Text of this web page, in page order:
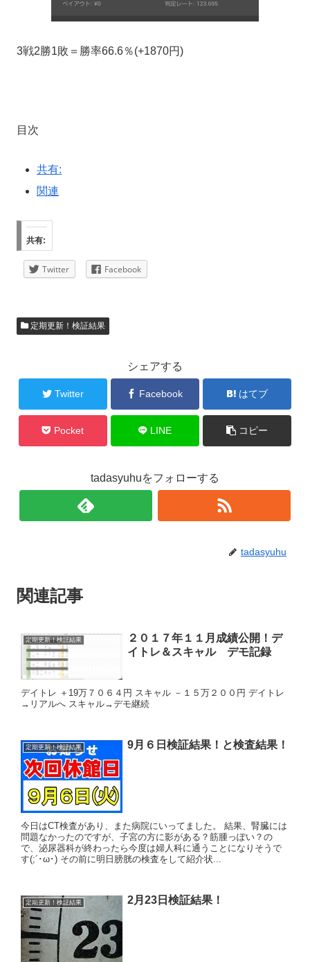
3戦2勝1敗＝勝率66.6％(+1870円)
目次
共有:
関連
共有:
Twitter Facebook
定期更新！検証結果
シェアする
Twitter Facebook はてブ
Pocket LINE コピー
tadasyuhuをフォローする
tadasyuhu
関連記事
定期更新！検証結果
２０１７年１１月成績公開！デ
イトレ＆スキャル デモ記録
デイトレ ＋19万７０６４円 スキャル －１５万２００円 デイトレ
→リアルへ スキャル→デモ継続
定期更新！検証結果 9月６日検証結果！と検査結果！
今日はCT検査があり、また病院にいってました。 結果、腎臓には
問題なかったのですが、子宮の方に影がある？筋腫っぽい？の
で、泌尿器科が終わったら今度は婦人科に通うことになりそうで
す(;´･ω･) その前に明日膀胱の検査をして紹介状...
定期更新！検証結果 2月23日検証結果！